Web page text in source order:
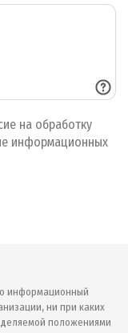
на обработку
информационных
информационный
ни при каких
положениями